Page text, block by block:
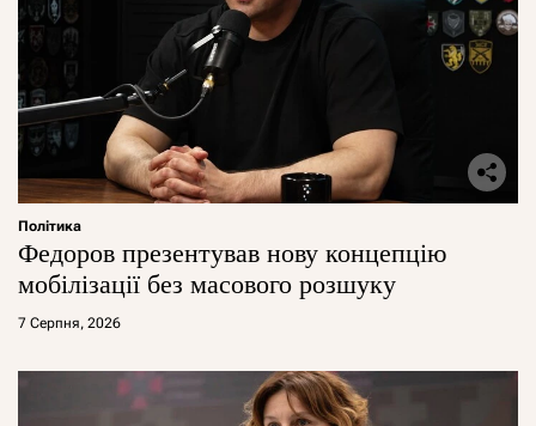
Політика
Федоров презентував нову концепцію
мобілізації без масового розшуку
7 Серпня, 2026